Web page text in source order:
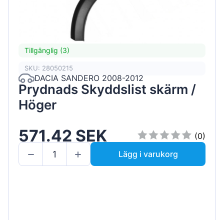
Tillgänglig (3)
SKU: 28050215
DACIA SANDERO 2008-2012
Prydnads Skyddslist skärm /
Höger
571.42 SEK
(0)
Lägg i varukorg